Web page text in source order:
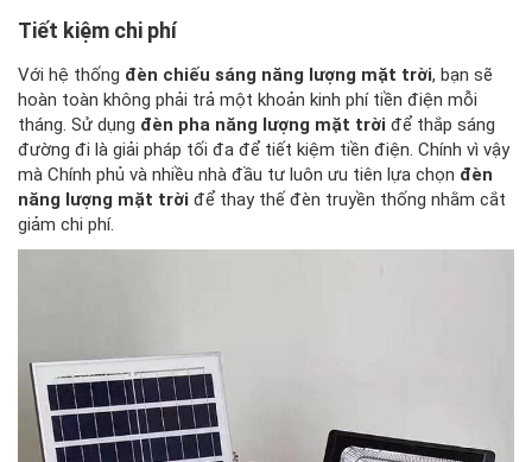
Tiết kiệm chi phí
Với hệ thống đèn chiếu sáng năng lượng mặt trời, bạn sẽ
hoàn toàn không phải trả một khoản kinh phí tiền điện mỗi
tháng. Sử dụng đèn pha năng lượng mặt trời để thắp sáng
đường đi là giải pháp tối đa để tiết kiệm tiền điện. Chính vì vậy
mà Chính phủ và nhiều nhà đầu tư luôn ưu tiên lựa chọn đèn
năng lượng mặt trời để thay thế đèn truyền thống nhằm cắt
giảm chi phí.